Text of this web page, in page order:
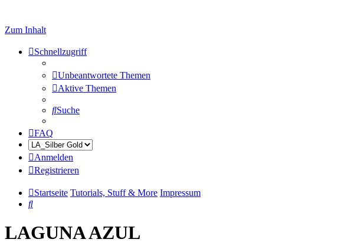
Zum Inhalt
Schnellzugriff
Unbeantwortete Themen
Aktive Themen
Suche
FAQ
Anmelden
Registrieren
Startseite Tutorials, Stuff & More Impressum
Suche
LAGUNA AZUL